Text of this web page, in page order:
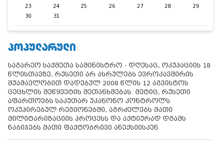
23
24 25 26 27 28
29
30
31
ᲞᲝᲞᲣᲚᲐᲠᲣᲚᲘ
საგარეო საქმეთა სამინისტრო - დღესაც, ოკუპაციის 18
წლისთავზე, რუსეთი არ ასრულებს ევროკავშირის
შუამავლობით დადებულ 2008 წლის 12 აგვისტოს
ცეცხლის შეწყვეტის შეთანხმებას. მეტიც, რუსეთი
აფართოებს საკუთარ უკანონო კონტროლს
ოკუპირებულ რეგიონებში, აგრძელებს მათი
მილიტარიზაციის პროცესს და აქტიურად დგამს
ნაბიჯებს მათი ფაქტობრივი ანექსიისკენ